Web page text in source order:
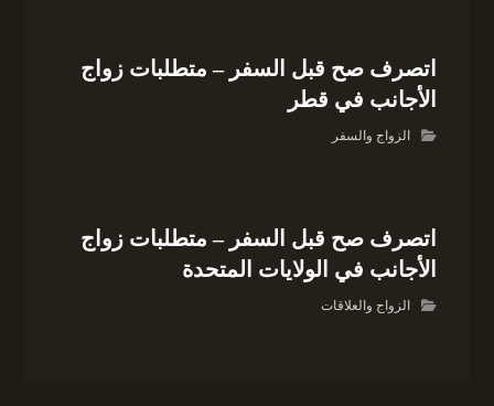
اتصرف صح قبل السفر – متطلبات زواج
الأجانب في قطر
الزواج والسفر
اتصرف صح قبل السفر – متطلبات زواج
الأجانب في الولايات المتحدة
الزواج والعلاقات